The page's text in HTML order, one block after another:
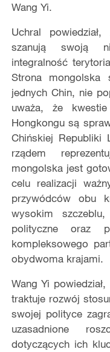
Wang Yi.
Uchral
szanują swoją
integralność
Strona mongolska
jednych Chin, nie
uważa, że
Hongkongu są
Chińskiej Republiki
rządem
mongolska jest
celu realizacji
przywódców obu
wysokim
polityczne oraz
kompleksowego
obydwoma krajami.
Wang Yi
traktuje rozwój
swojej polityce
uzasadnione
dotyczących ich